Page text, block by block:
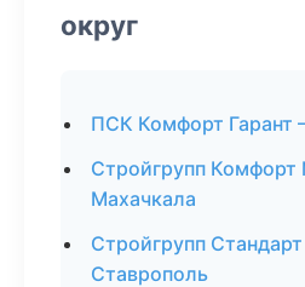
округ
ПСК Комфорт Гарант
Стройгрупп
Махачкала
Стройгрупп
Ставрополь